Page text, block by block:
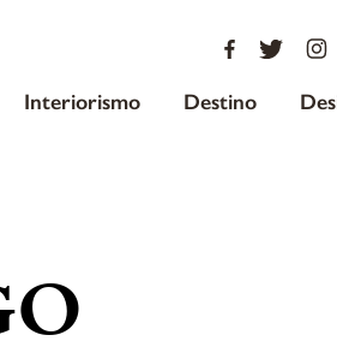
Interiorismo Destino